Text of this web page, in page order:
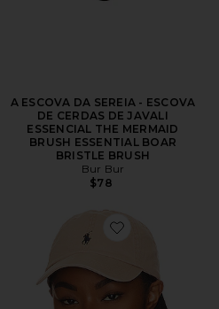
A ESCOVA DA SEREIA - ESCOVA
DE CERDAS DE JAVALI
ESSENCIAL THE MERMAID
BRUSH ESSENTIAL BOAR
BRISTLE BRUSH
Bur Bur
$78
Favorite Chino Cap